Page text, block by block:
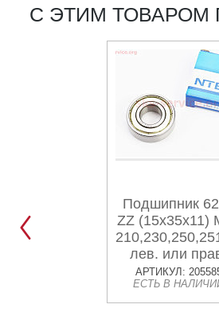
С ЭТИМ ТОВАРОМ
Подшипник
ZZ (15x35x11)
лев. или
лев.;
5/172FMM-
АРТИКУЛ:
ЕСТЬ В